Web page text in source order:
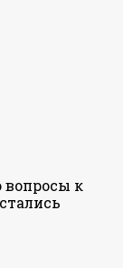
вопросы к